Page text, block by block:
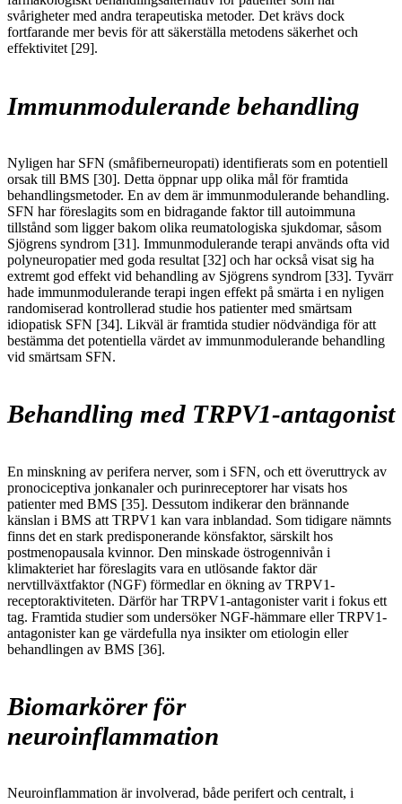
svårigheter med andra terapeutiska metoder. Det krävs dock
fortfarande mer bevis för att säkerställa metodens säkerhet och
effektivitet [29].
Immunmodulerande behandling
Nyligen har SFN (småfiberneuropati) identifierats som en potentiell
orsak till BMS [30]. Detta öppnar upp olika mål för framtida
behandlingsmetoder. En av dem är immunmodulerande behandling.
SFN har föreslagits som en bidragande faktor till autoimmuna
tillstånd som ligger bakom olika reumatologiska sjukdomar, såsom
Sjögrens syndrom [31]. Immunmodulerande terapi används ofta vid
polyneuropatier med goda resultat [32] och har också visat sig ha
extremt god effekt vid behandling av Sjögrens syndrom [33]. Tyvärr
hade immunmodulerande terapi ingen effekt på smärta i en nyligen
randomiserad kontrollerad studie hos patienter med smärtsam
idiopatisk SFN [34]. Likväl är framtida studier nödvändiga för att
bestämma det potentiella värdet av immunmodulerande behandling
vid smärtsam SFN.
Behandling med TRPV1-antagonist
En minskning av perifera nerver, som i SFN, och ett överuttryck av
pronociceptiva jonkanaler och purinreceptorer har visats hos
patienter med BMS [35]. Dessutom indikerar den brännande
känslan i BMS att TRPV1 kan vara inblandad. Som tidigare nämnts
finns det en stark predisponerande könsfaktor, särskilt hos
postmenopausala kvinnor. Den minskade östrogennivån i
klimakteriet har föreslagits vara en utlösande faktor där
nervtillväxtfaktor (NGF) förmedlar en ökning av TRPV1-
receptoraktiviteten. Därför har TRPV1-antagonister varit i fokus ett
tag. Framtida studier som undersöker NGF-hämmare eller TRPV1-
antagonister kan ge värdefulla nya insikter om etiologin eller
behandlingen av BMS [36].
Biomarkörer för
neuroinflammation
Neuroinflammation är involverad, både perifert och centralt, i